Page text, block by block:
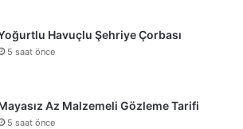
Havuçlu Şehriye Çorbası
5 saat önce
Az Malzemeli Gözleme Tarifi
5 saat önce